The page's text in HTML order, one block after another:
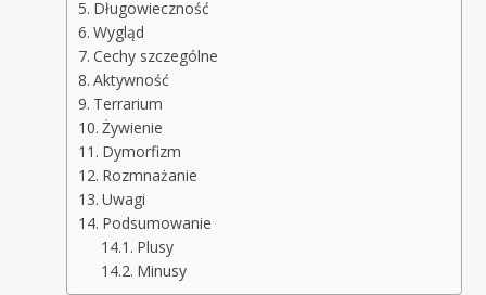
Długowieczność
Wygląd
Cechy szczególne
Aktywność
Terrarium
Żywienie
Dymorfizm
Rozmnażanie
Uwagi
Podsumowanie
Plusy
Minusy